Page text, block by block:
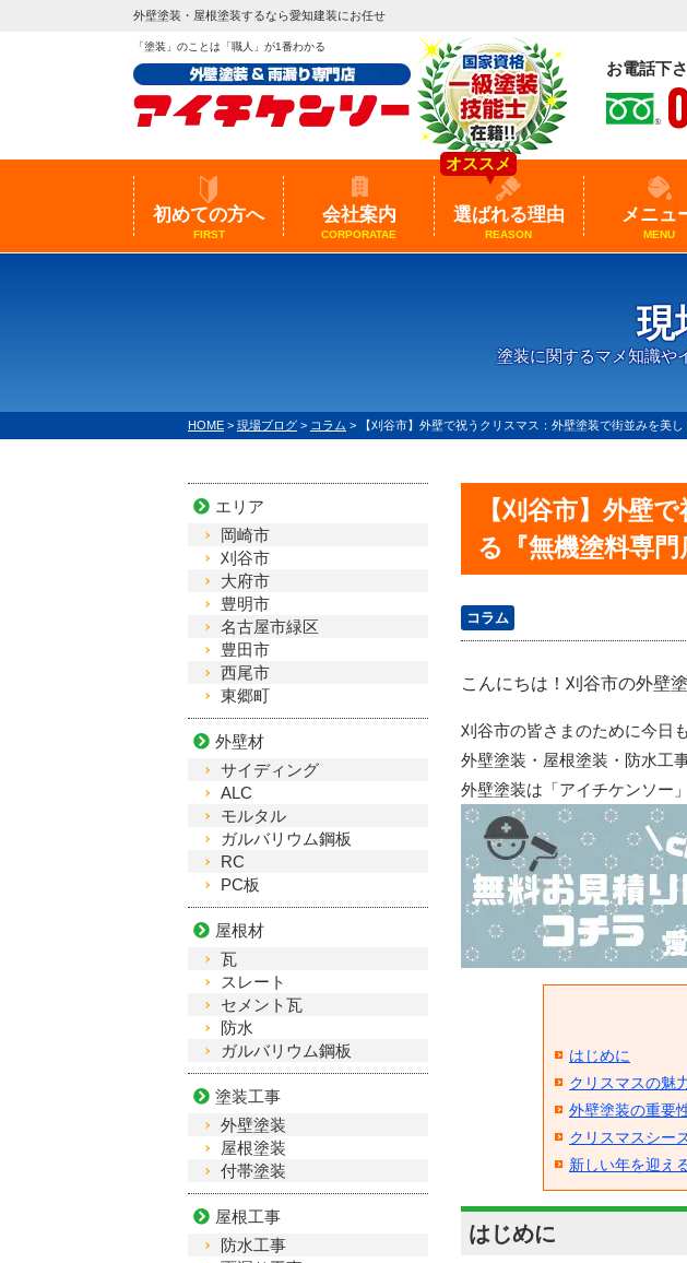
外壁塗装・屋根塗装するなら愛知建装にお任せ
「塗装」のことは「職人」が1番わかる
お電話下
初めての方へ
FIRST
会社案内
CORPORATAE
選ばれる理由
REASON
オススメ
メニュ
MENU
現
塗装に関するマメ知識や
HOME > 現場ブログ > コラム > 【刈谷市】外壁で祝うクリスマス：外壁塗装で街並みを美
【刈谷市】外壁
る『無機塗料専門
コラム
こんにちは！刈谷市の外壁
刈谷市の皆さまのために今日
外壁塗装・屋根塗装・防水工
外壁塗装は「アイチケンソ
はじめに
クリスマスの魅
外壁塗装の重要
クリスマスシー
新しい年を迎え
はじめに
エリア
岡崎市
刈谷市
大府市
豊明市
名古屋市緑区
豊田市
西尾市
東郷町
外壁材
サイディング
ALC
モルタル
ガルバリウム鋼板
RC
PC板
屋根材
瓦
スレート
セメント瓦
防水
ガルバリウム鋼板
塗装工事
外壁塗装
屋根塗装
付帯塗装
屋根工事
防水工事